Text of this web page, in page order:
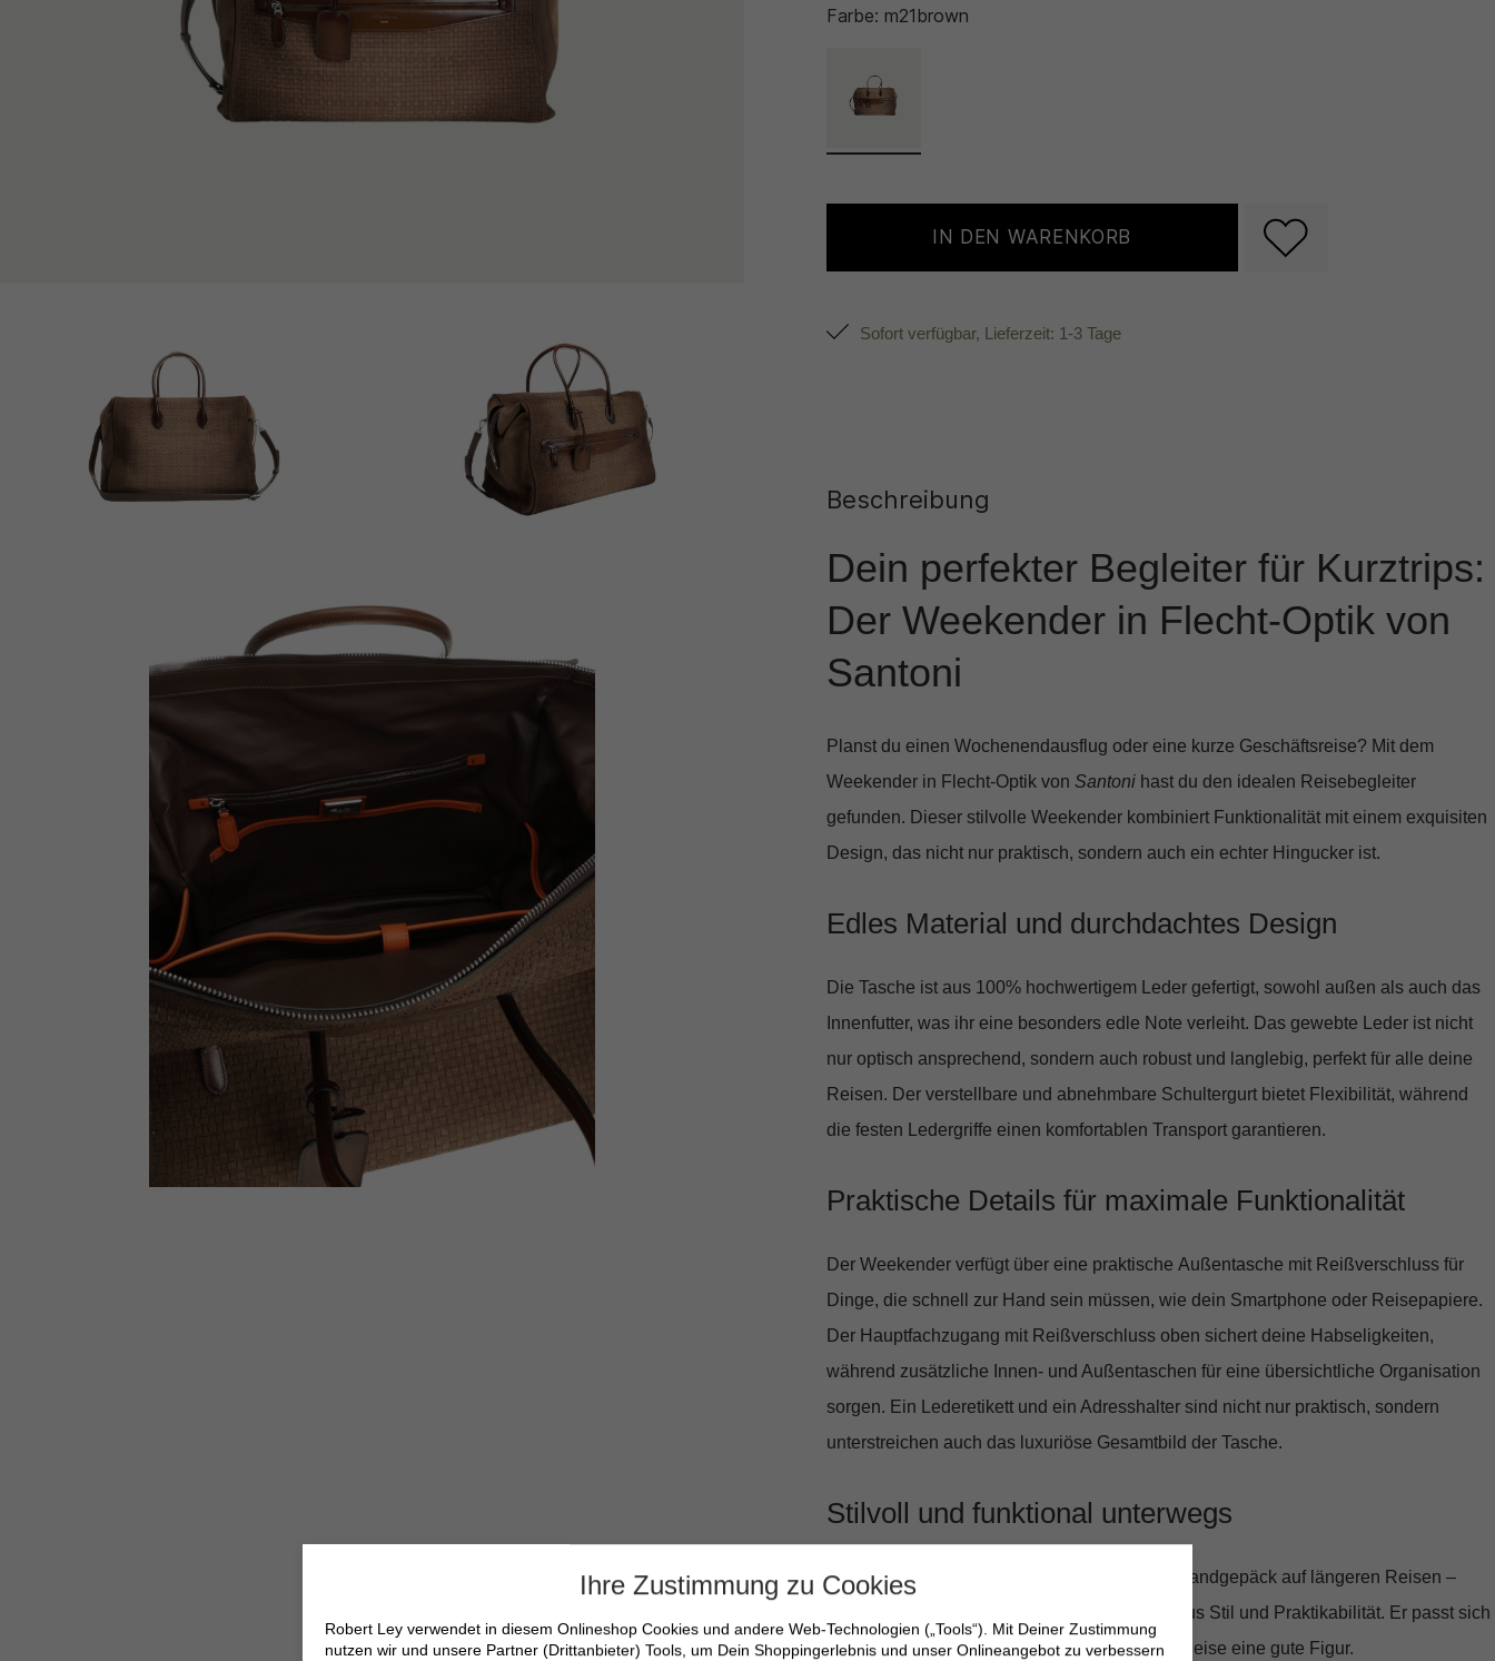
Farbe: m21brown
IN DEN WARENKORB
Sofort verfügbar, Lieferzeit: 1-3 Tage
Beschreibung
Dein perfekter Begleiter für Kurztrips:
Der Weekender in Flecht-Optik von
Santoni
Planst du einen Wochenendausflug oder eine kurze Geschäftsreise? Mit dem
Weekender in Flecht-Optikvon Santonihast du den idealen Reisebegleiter
gefunden. Dieser stilvolle Weekender kombiniert Funktionalität mit einem exquisiten
Design, das nicht nur praktisch, sondern auch ein echter Hingucker ist.
Edles Material und durchdachtes Design
Die Tasche ist aus 100% hochwertigem Ledergefertigt, sowohl außen als auch das
Innenfutter, was ihr eine besonders edle Note verleiht. Das gewebte Leder ist nicht
nur optisch ansprechend, sondern auch robust und langlebig, perfekt für alle deine
Reisen. Der verstellbare und abnehmbare Schultergurt bietet Flexibilität, während
die festen Ledergriffe einen komfortablen Transport garantieren.
Praktische Details für maximale Funktionalität
Der Weekender verfügt über eine praktische Außentasche mit Reißverschlussfür
Dinge, die schnell zur Hand sein müssen, wie dein Smartphone oder Reisepapiere.
Der Hauptfachzugang mit Reißverschluss oben sichert deine Habseligkeiten,
während zusätzliche Innen- und Außentaschen für eine übersichtliche Organisation
sorgen. Ein Lederetikett und ein Adresshalter sind nicht nur praktisch, sondern
unterstreichen auch das luxuriöse Gesamtbild der Tasche.
Stilvoll und funktional unterwegs
Egal, ob für einen kurzen Städtetrip oder als Handgepäck auf längeren Reisen –
dieser Weekender ist die perfekte Mischung aus Stil und Praktikabilität. Er passt sich
mühelos jedem Look an und macht auf jeder Reise eine gute Figur.
Ihre Zustimmung zu Cookies
Robert Ley verwendet in diesem Onlineshop Cookies und andere Web-Technologien („Tools“). Mit Deiner Zustimmung
nutzen wir und unsere Partner (Drittanbieter) Tools, um Dein Shoppingerlebnis und unser Onlineangebot zu verbessern